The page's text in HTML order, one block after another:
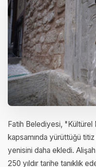
Fatih Belediyesi, "Kültürel
kapsamında yürüttüğü
yenisini daha ekledi.
250 yıldır tarihe tanıklık